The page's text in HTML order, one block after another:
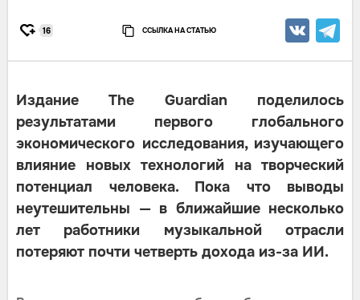
16 ССЫЛКА НА СТАТЬЮ
Издание The Guardian поделилось
результатами первого глобального
экономического исследования, изучающего
влияние новых технологий на творческий
потенциал человека. Пока что выводы
неутешительны — в ближайшие несколько
лет работники музыкальной отрасли
потеряют почти четверть дохода из-за ИИ.